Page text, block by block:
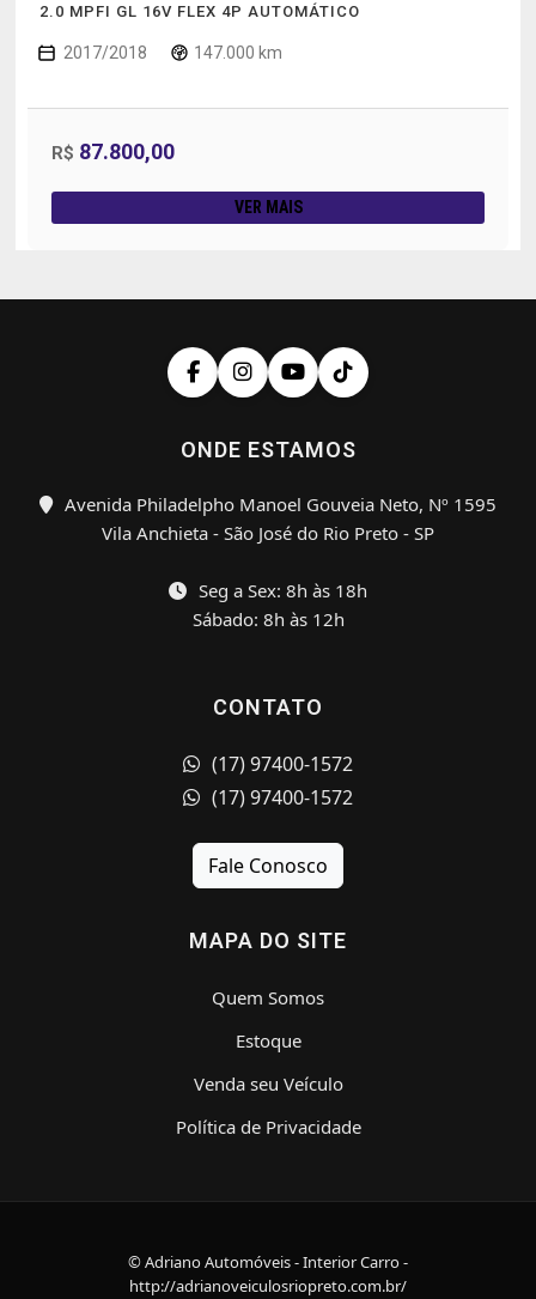
2.0 MPFI GL 16V FLEX 4P AUTOMÁTICO
2017/2018 147.000 km
R$ 87.800,00
VER MAIS
ONDE ESTAMOS
Avenida Philadelpho Manoel Gouveia Neto, Nº 1595
Vila Anchieta - São José do Rio Preto - SP
Seg a Sex: 8h às 18h
Sábado: 8h às 12h
CONTATO
(17) 97400-1572
(17) 97400-1572
Fale Conosco
MAPA DO SITE
Quem Somos
Estoque
Venda seu Veículo
Política de Privacidade
© Adriano Automóveis - Interior Carro -
http://adrianoveiculosriopreto.com.br/